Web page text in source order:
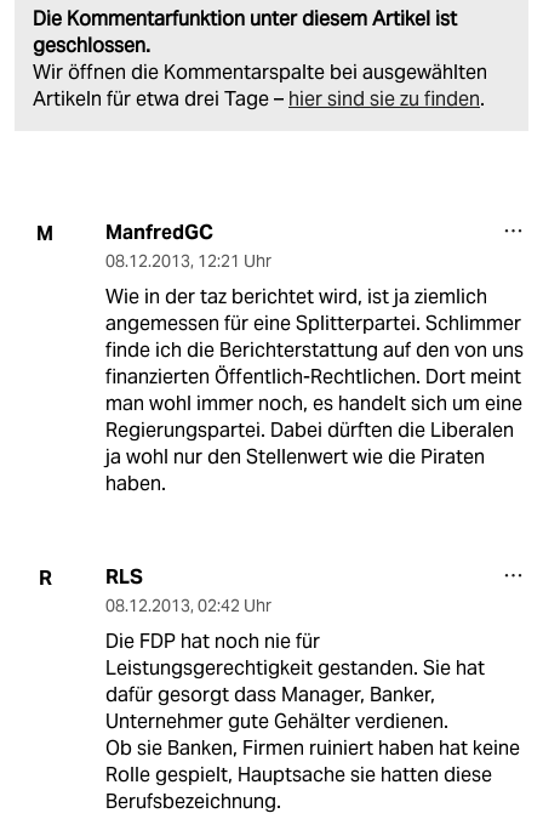
Die Kommentarfunktion unter diesem Artikel ist
geschlossen.
Wir öffnen die Kommentarspalte bei ausgewählten
Artikeln für etwa drei Tage – hier sind sie zu finden.
M ManfredGC
08.12.2013, 12:21 Uhr
Wie in der taz berichtet wird, ist ja ziemlich
angemessen für eine Splitterpartei. Schlimmer
finde ich die Berichterstattung auf den von uns
finanzierten Öffentlich-Rechtlichen. Dort meint
man wohl immer noch, es handelt sich um eine
Regierungspartei. Dabei dürften die Liberalen
ja wohl nur den Stellenwert wie die Piraten
haben.
R RLS
08.12.2013, 02:42 Uhr
Die FDP hat noch nie für
Leistungsgerechtigkeit gestanden. Sie hat
dafür gesorgt dass Manager, Banker,
Unternehmer gute Gehälter verdienen.
Ob sie Banken, Firmen ruiniert haben hat keine
Rolle gespielt, Hauptsache sie hatten diese
Berufsbezeichnung.